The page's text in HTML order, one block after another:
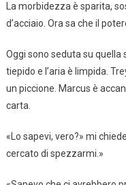
La morbidezza è sparita,
d’acciaio. Ora sa che il
Oggi sono seduta su quella
tiepido e l’aria è limpida.
un piccione. Marcus è
carta.
«Lo sapevi, vero?» mi
cercato di spezzarmi.»